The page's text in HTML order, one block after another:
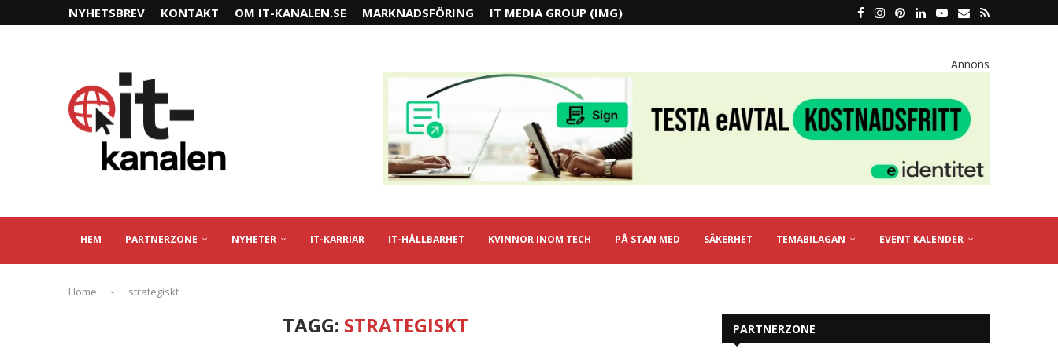
NYHETSBREV KONTAKT OM IT-KANALEN.SE MARKNADSFÖRING IT MEDIA GROUP (IMG)
Annons
HEM PARTNERZONE NYHETER IT-KARRIAR IT-HÅLLBARHET KVINNOR INOM TECH PÅ STAN MED SÄKERHET TEMABILAGAN EVENT KALENDER
Home - strategiskt
TAGG: STRATEGISKT PARTNERZONE